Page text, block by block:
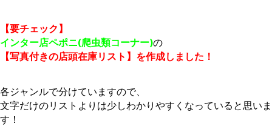
【要チェック】
インター店ペポニ(爬虫類コーナー)の
【写真付きの店頭在庫リスト】を作成しました！
各ジャンルで分けていますので、
文字だけのリストよりは少しわかりやすくなっていると思いま
す！